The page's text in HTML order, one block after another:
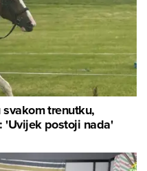
trenutku,
'Uvijek postoji nada'